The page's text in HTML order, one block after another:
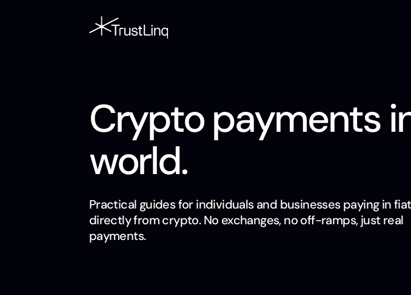
Crypto payments
world.
Practical guides for individuals and businesses paying in fiat
directly from crypto. No exchanges, no off-ramps, just real
payments.